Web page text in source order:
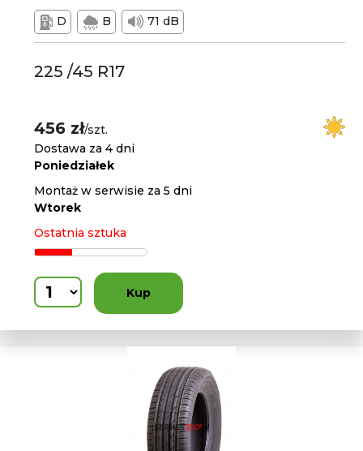
D B 71 dB
225 /45 R17
456 zł/szt.
Dostawa za 4 dni
Poniedziałek
Montaż w serwisie za 5 dni
Wtorek
Ostatnia sztuka
Kup